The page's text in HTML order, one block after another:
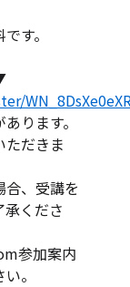
す。
ります。
だきま
合、受講を
くださ
参加案内
。